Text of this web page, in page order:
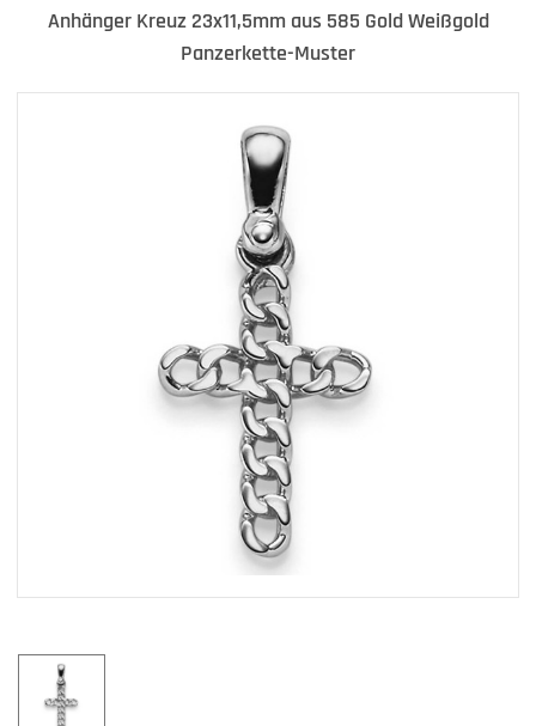
Anhänger Kreuz 23x11,5mm aus 585 Gold Weißgold
Panzerkette-Muster